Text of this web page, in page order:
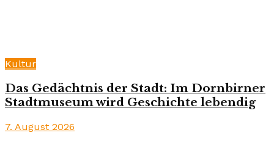
Kultur
Das Gedächtnis der Stadt: Im Dornbirner
Stadtmuseum wird Geschichte lebendig
7. August 2026